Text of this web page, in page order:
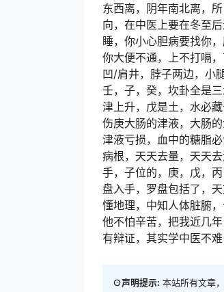
东西离，阴年南北离，
向，在中医上要在冬至
睡，你小心胆病要找你
你大便不通，上不打嗝
凹/肩井，脖子两边，小
壬，子，癸，坎卦全是
津上升，戊是土，水必
伤庚大肠的津液，大肠
津液亏损，血中的糖脂
病根，天天去量，天天
手，子位的，庚，戊，
盘入手，罗盘包括了，
懂地理，中知人体脏腑
他不怕辛苦，把我近几
有辩证，其实学中医不难
⊙声明提示: 本站所有文章